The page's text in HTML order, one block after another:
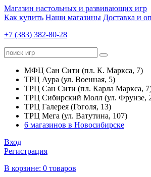
Магазин настольных и развивающих игр
Как купить Наши магазины Доставка и
+7 (383) 382-80-28
МФЦ Сан Сити (пл. К. Маркса, 7)
ТРЦ Аура (ул. Военная, 5)
ТРЦ Сан Сити (пл. Карла Маркса,
ТРЦ Сибирский Молл (ул. Фрунзе,
ТРЦ Галерея (Гоголя, 13)
ТРЦ Мега (ул. Ватутина, 107)
6 магазинов в Новосибирске
Вход
Регистрация
В корзине: 0 товаров